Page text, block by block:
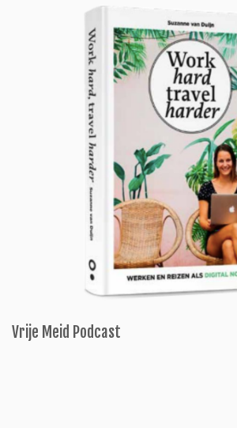
Vrije Meid Podcast